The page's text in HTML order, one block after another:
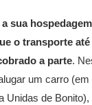
sua
o transporte até
a parte.
um carro (em
Unidas de